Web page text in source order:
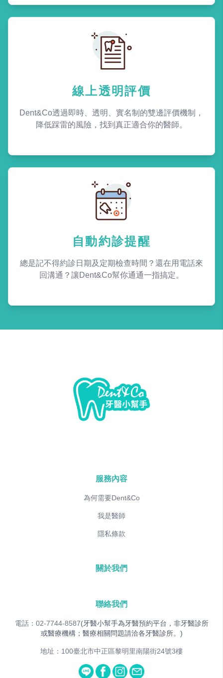
線上透明評價
Dent&Co透過即時、透明、實名制的雙邊評價機制，
降低踩雷的風險，找到真正適合你的醫師。
自動約診提醒
總是記不得約診日期及定期檢查時間？還在用電話來
回溝通？讓Dent&Co幫你通通一指搞定。
服務內容
為何需要Dent&Co
我是醫師
隱私條款
關於我們
聯絡我們
電話：02-7744-8587(牙醫小幫手為牙醫預約平台，非牙醫診所
或醫療機構；醫療相關問題請洽各牙醫診所。)
地址：100臺北市中正區黎明里南陽街24號3樓